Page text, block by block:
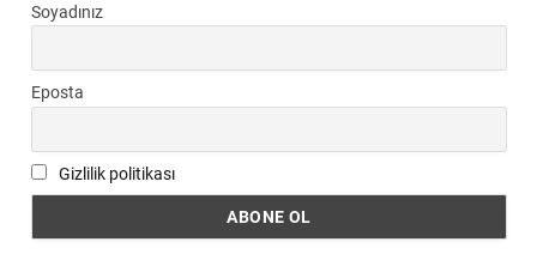
Soyadınız
Eposta
Gizlilik politikası